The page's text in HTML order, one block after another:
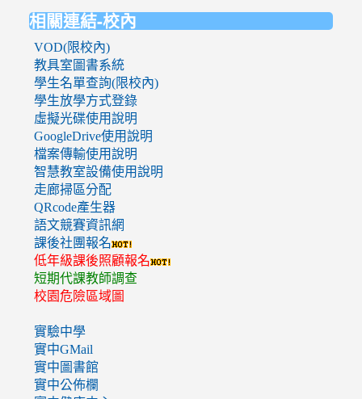
相關連結-校內
VOD(限校內)
教具室圖書系統
學生名單查詢(限校內)
學生放學方式登錄
虛擬光碟使用說明
GoogleDrive使用說明
檔案傳輸使用說明
智慧教室設備使用說明
走廊掃區分配
QRcode產生器
語文競賽資訊網
課後社團報名
低年級課後照顧報名
短期代課教師調查
校園危險區域圖
實驗中學
實中GMail
實中圖書館
實中公佈欄